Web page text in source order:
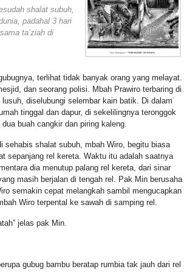
shalat subuh,
padahal 3 hari
ta’ziah di
terlihat tidak banyak orang yang melayat.
dan seorang polisi. Mbah Prawiro terbaring di
diselubungi selembar kain batik. Di dalam
tinggal dan dapur, di sekelilingnya teronggok
buah cangkir dan piring kaleng.
sehabis shalat subuh, mbah Wiro, begitu biasa
sepanjang rel kereta. Waktu itu adalah saatnya
dia menutup palang rel kereta, dari sinar
masih berjalan di tengah rel. Pak Min berusaha
semakin cepat melangkah sambil mengucapkan
Wiro terpental ke sawah di samping rel.
jelas pak Min.
gubug bambu beratap rumbia tak jauh dari rel